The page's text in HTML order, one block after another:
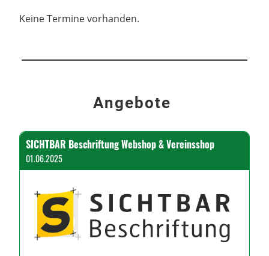
Keine Termine vorhanden.
Angebote
SICHTBAR Beschriftung Webshop & Vereinsshop
01.06.2025